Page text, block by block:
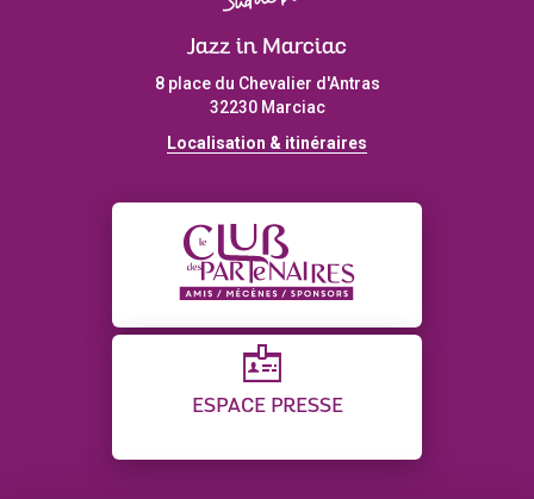
Jazz in Marciac
8 place du Chevalier d'Antras
32230 Marciac
Localisation & itinéraires
ESPACE PRESSE